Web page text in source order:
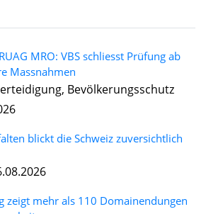
MRO: VBS schliesst Prüfung ab
Massnahmen
Bevölkerungsschutz
blickt die Schweiz zuversichtlich
zeigt mehr als 110 Domainendungen